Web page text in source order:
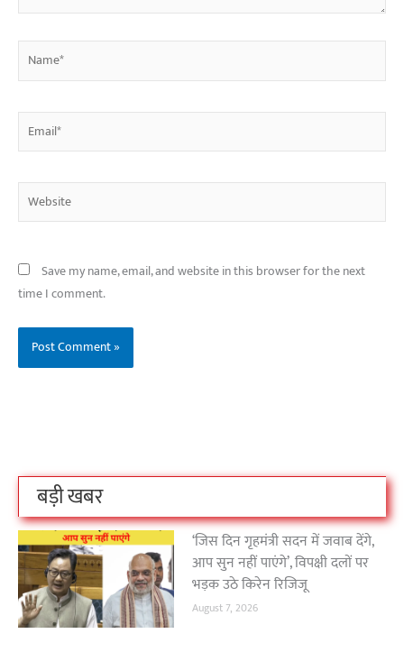
Website
Save my name, email, and website in this browser for the next
time I comment.
बड़ी खबर
‘जिस दिन गृहमंत्री सदन में जवाब देंगे,
आप सुन नहीं पाएंगे’, विपक्षी दलों पर
भड़क उठे किरेन रिजिजू
August 7, 2026